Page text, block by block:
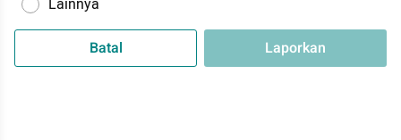
Lainnya
Batal Laporkan